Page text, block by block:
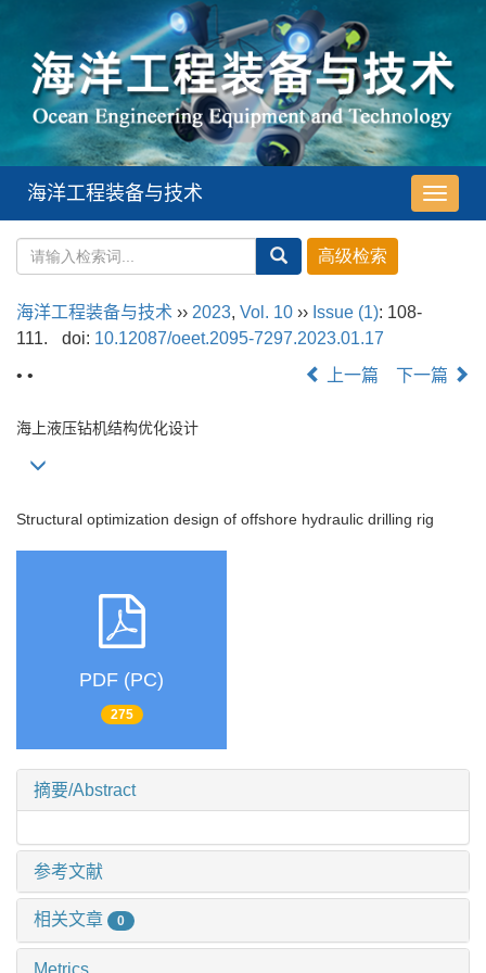
导
航
海洋工程装备与技术
海洋工程装备与技术 ›› 2023, Vol. 10 ›› Issue (1): 108-
111.
doi: 10.12087/oeet.2095-7297.2023.01.17
• •
上一篇 下一篇
海上液压钻机结构优化设计
Structural optimization design of offshore hydraulic drilling rig
PDF (PC)
275
摘要/Abstract
参考文献
相关文章 0
Metrics